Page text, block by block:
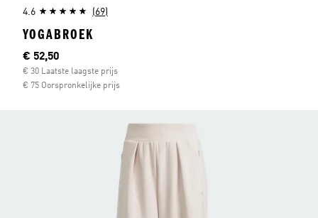
4.6 (69)
YOGABROEK
Current price
€ 52,50
€ 30 Laatste laagste prijs
€ 75 Oorspronkelijke prijs